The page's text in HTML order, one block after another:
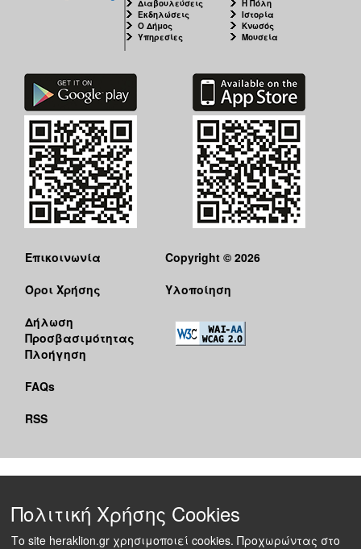
Διαβουλεύσεις
Εκδηλώσεις
Ο Δήμος
Υπηρεσίες
Η Πόλη
Ιστορία
Κνωσός
Μουσεία
Επικοινωνία
Όροι Χρήσης
Δήλωση
Προσβασιμότητας
Πλοήγηση
FAQs
RSS
Copyright © 2026
Υλοποίηση
Πολιτική Χρήσης Cookies
Το site heraklion.gr χρησιμοποιεί cookies. Προχωρώντας στο